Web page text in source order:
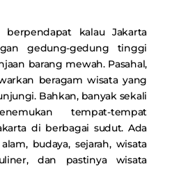
berpendapat kalau Jakarta
gedung-gedung tinggi
barang mewah. Pasahal,
beragam wisata yang
Bahkan, banyak sekali
tempat-tempat
di berbagai sudut. Ada
budaya, sejarah, wisata
dan pastinya wisata